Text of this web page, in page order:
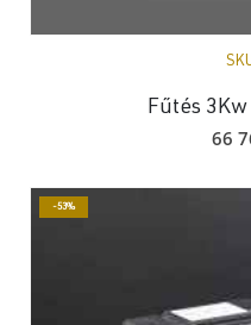
Fűtés
66
-53%